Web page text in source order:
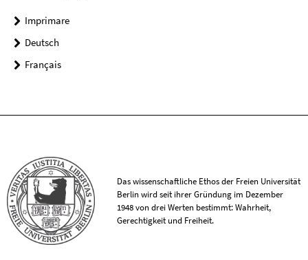
Imprimare
Deutsch
Français
Das wissenschaftliche Ethos der Freien Universität
Berlin wird seit ihrer Gründung im Dezember
1948 von drei Werten bestimmt: Wahrheit,
Gerechtigkeit und Freiheit.